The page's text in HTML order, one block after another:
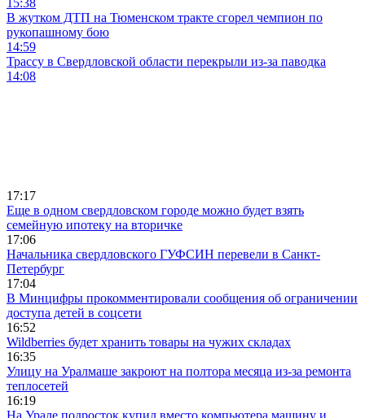
15:38
В жутком ДТП на Тюменском тракте сгорел чемпион по
рукопашному бою
14:59
Трассу в Свердловской области перекрыли из-за паводка
14:08
17:17
Еще в одном свердловском городе можно будет взять
семейную ипотеку на вторичке
17:06
Начальника свердловского ГУФСИН перевели в Санкт-
Петербург
17:04
В Минцифры прокомментировали сообщения об ограничении
доступа детей в соцсети
16:52
Wildberries будет хранить товары на чужих складах
16:35
Улицу на Уралмаше закроют на полтора месяца из-за ремонта
теплосетей
16:19